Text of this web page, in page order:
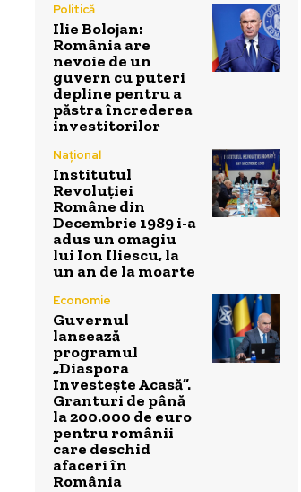
Politică
Ilie Bolojan:
România are
nevoie de un
guvern cu puteri
depline pentru a
păstra încrederea
investitorilor
Național
Institutul
Revoluției
Române din
Decembrie 1989 i-a
adus un omagiu
lui Ion Iliescu, la
un an de la moarte
Economie
Guvernul
lansează
programul
„Diaspora
Investește Acasă”.
Granturi de până
la 200.000 de euro
pentru românii
care deschid
afaceri în
România